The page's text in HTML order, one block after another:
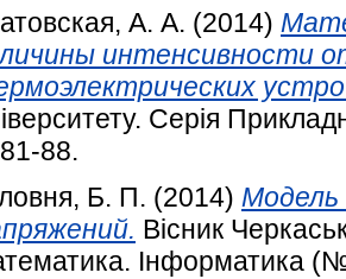
А. А. (2014)
интенсивности
Серія
88.
Б. П. (2014) Модель
Вісник
Інформатика